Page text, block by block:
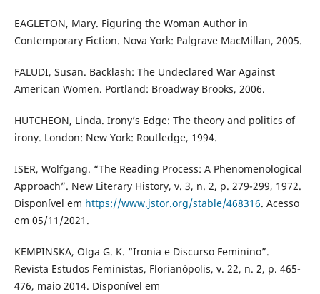
EAGLETON, Mary. Figuring the Woman Author in
Contemporary Fiction. Nova York: Palgrave MacMillan, 2005.
FALUDI, Susan. Backlash: The Undeclared War Against
American Women. Portland: Broadway Brooks, 2006.
HUTCHEON, Linda. Irony’s Edge: The theory and politics of
irony. London: New York: Routledge, 1994.
ISER, Wolfgang. “The Reading Process: A Phenomenological
Approach”. New Literary History, v. 3, n. 2, p. 279-299, 1972.
Disponível em https://www.jstor.org/stable/468316. Acesso
em 05/11/2021.
KEMPINSKA, Olga G. K. “Ironia e Discurso Feminino”.
Revista Estudos Feministas, Florianópolis, v. 22, n. 2, p. 465-
476, maio 2014. Disponível em